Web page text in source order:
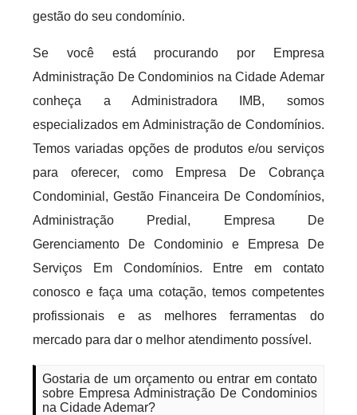
gestão do seu condomínio.
Se você está procurando por Empresa
Administração De Condominios na Cidade Ademar
conheça a Administradora IMB, somos
especializados em Administração de Condomínios.
Temos variadas opções de produtos e/ou serviços
para oferecer, como Empresa De Cobrança
Condominial, Gestão Financeira De Condomínios,
Administração Predial, Empresa De
Gerenciamento De Condominio e Empresa De
Serviços Em Condomínios. Entre em contato
conosco e faça uma cotação, temos competentes
profissionais e as melhores ferramentas do
mercado para dar o melhor atendimento possível.
Gostaria de um orçamento ou entrar em contato
sobre Empresa Administração De Condominios
na Cidade Ademar?